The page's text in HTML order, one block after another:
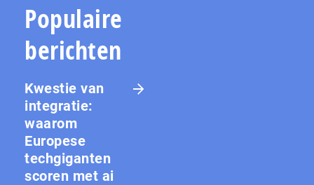
Populaire
berichten
Kwestie van
integratie:
waarom
Europese
techgiganten
scoren met ai